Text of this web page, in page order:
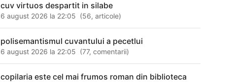
cuv virtuos despartit in silabe
6 august 2026 la 22:05 (56,articole)
polisemantismul cuvantului a pecetlui
6 august 2026 la 22:05 (77,comentarii)
copilaria este cel mai frumos roman din biblioteca